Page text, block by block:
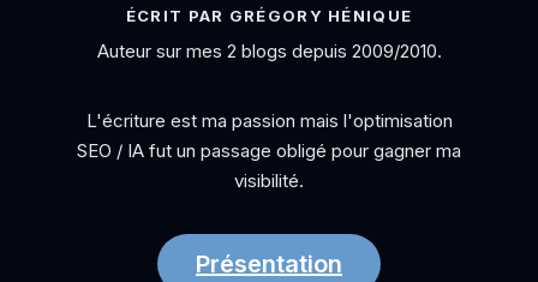
ÉCRIT PAR GRÉGORY HÉNIQUE
Auteur sur mes 2 blogs depuis 2009/2010.
L'écriture est ma passion mais l'optimisation
SEO / IA fut un passage obligé pour gagner ma
visibilité.
Présentation